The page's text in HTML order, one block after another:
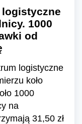
1000
od
logistyczne
koło
1000
na
31,50 zł